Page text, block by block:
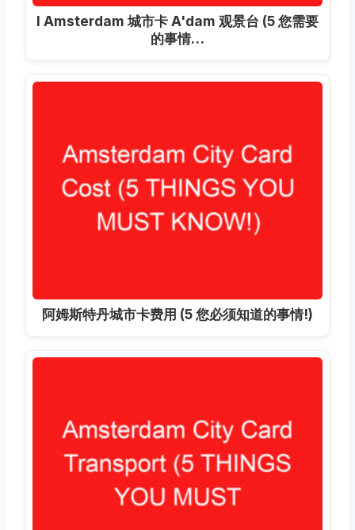
I Amsterdam 城市卡 A'dam 观景台 (5 您需要
的事情…
阿姆斯特丹城市卡费用 (5 您必须知道的事情!)